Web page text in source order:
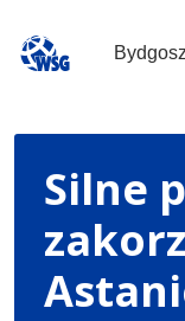
Silne